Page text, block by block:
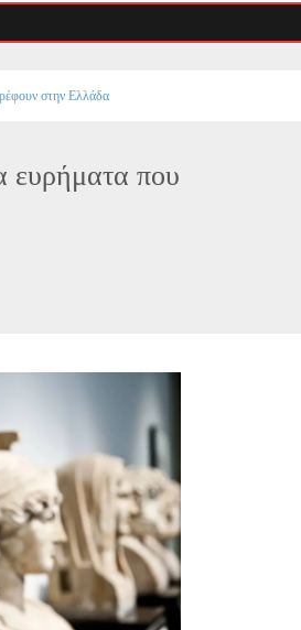
στην Ελλάδα
ευρήματα που